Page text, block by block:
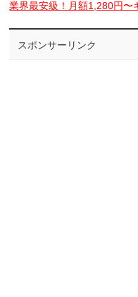
業界最安級！月額1,280円〜
スポンサーリンク